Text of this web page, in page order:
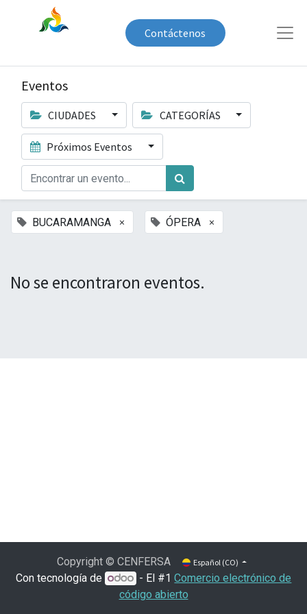
Contáctenos
Eventos
CIUDADES CATEGORÍAS
Próximos Eventos
BUCARAMANGA × ÓPERA ×
No se encontraron eventos.
Copyright © CENFERSA Español (CO)
Con tecnología de - El #1Comercio electrónico de
código abierto